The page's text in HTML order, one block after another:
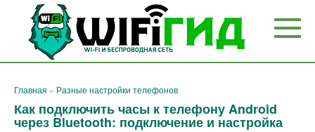
Перейти
контенту
Главная » Разные настройки телефонов
Как подключить часы к телефону Android
через Bluetooth: подключение и настройка